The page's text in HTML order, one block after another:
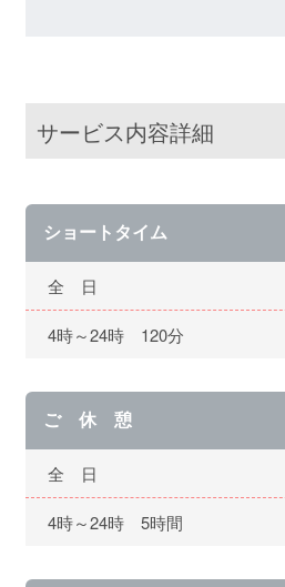
サービス内容詳細
ショートタイム
全 日
4時～24時 120分
ご 休 憩
全 日
4時～24時 5時間